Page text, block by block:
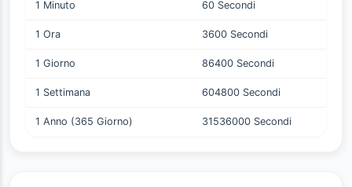
1 Minuto 60 Secondi
1 Ora 3600 Secondi
1 Giorno 86400 Secondi
1 Settimana 604800 Secondi
1 Anno (365 Giorno) 31536000 Secondi